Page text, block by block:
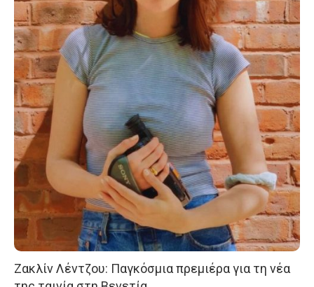
Ζακλίν Λέντζου: Παγκόσμια πρεμιέρα για τη νέα